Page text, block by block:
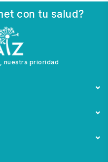
con tu salud?
nuestra prioridad